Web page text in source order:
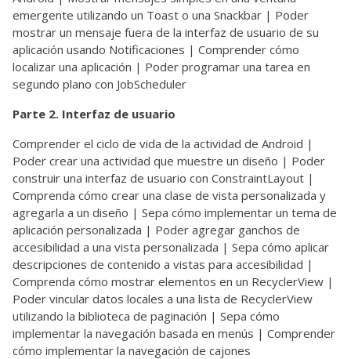
emergente utilizando un Toast o una Snackbar | Poder
mostrar un mensaje fuera de la interfaz de usuario de su
aplicación usando Notificaciones | Comprender cómo
localizar una aplicación | Poder programar una tarea en
segundo plano con JobScheduler
Parte 2. Interfaz de usuario
Comprender el ciclo de vida de la actividad de Android |
Poder crear una actividad que muestre un diseño | Poder
construir una interfaz de usuario con ConstraintLayout |
Comprenda cómo crear una clase de vista personalizada y
agregarla a un diseño | Sepa cómo implementar un tema de
aplicación personalizada | Poder agregar ganchos de
accesibilidad a una vista personalizada | Sepa cómo aplicar
descripciones de contenido a vistas para accesibilidad |
Comprenda cómo mostrar elementos en un RecyclerView |
Poder vincular datos locales a una lista de RecyclerView
utilizando la biblioteca de paginación | Sepa cómo
implementar la navegación basada en menús | Comprender
cómo implementar la navegación de cajones